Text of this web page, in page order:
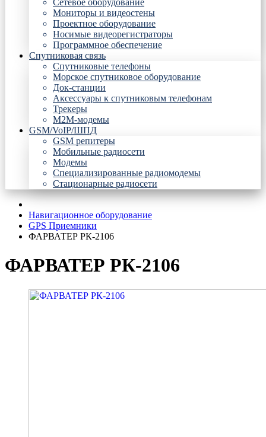
Сетевое оборудование
Мониторы и видеостены
Проектное оборудование
Носимые видеорегистраторы
Программное обеспечение
Спутниковая связь
Спутниковые телефоны
Морское спутниковое оборудование
Док-станции
Аксессуары к спутниковым телефонам
Трекеры
М2М-модемы
GSM/VoIP/ШПД
GSM репитеры
Мобильные радиосети
Модемы
Специализированные радиомодемы
Стационарные радиосети
Навигационное оборудование
GPS Приемники
ФАРВАТЕР РК-2106
ФАРВАТЕР РК-2106